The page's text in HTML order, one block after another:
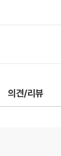
의견/리뷰